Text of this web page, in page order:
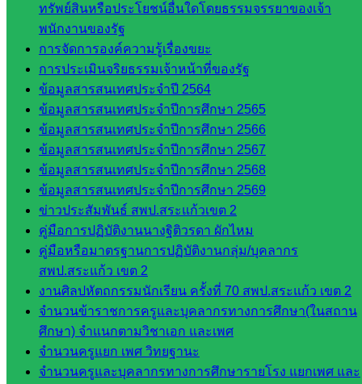
ทรัพย์สินหรือประโยชน์อื่นใดโดยธรรมจรรยาของเจ้า
พนักงานของรัฐ
การจัดการองค์ความรู้เรื่องขยะ
การประเมินจริยธรรมเจ้าหน้าที่ของรัฐ
ข้อมูลสารสนเทศประจำปี 2564
ข้อมูลสารสนเทศประจำปีการศึกษา 2565
ข้อมูลสารสนเทศประจำปีการศึกษา 2566
ข้อมูลสารสนเทศประจำปีการศึกษา 2567
ข้อมูลสารสนเทศประจำปีการศึกษา 2568
ข้อมูลสารสนเทศประจำปีการศึกษา 2569
ข่าวประสัมพันธ์ สพป.สระแก้วเขต 2
คู่มือการปฏิบัติงานนางฐิติวรดา ผักไหม
คู่มือหรือมาตรฐานการปฏิบัติงานกลุ่ม/บุคลากร
สพป.สระแก้ว เขต 2
งานศิลปหัตถกรรมนักเรียน ครั้งที่ 70 สพป.สระแก้ว เขต 2
จำนวนข้าราชการครูและบุคลากรทางการศึกษา(ในสถาน
ศึกษา) จำแนกตามวิชาเอก และเพศ
จำนวนครูแยก เพศ วิทยฐานะ
จำนวนครูและบุคลากรทางการศึกษารายโรง แยกเพศ และ
งานงาน
เงินและ
สินทรัพย์
กลุ่มน
โยบาย
และแผน
กลุ่มส่ง
เสริมการ
จัดการ
ศึกษา
กลุ่ม
บริหาร
งาน
บุคคล
กลุ่ม
พัฒนาครู
และบุ
คลากรฯ
กลุ่มนิ